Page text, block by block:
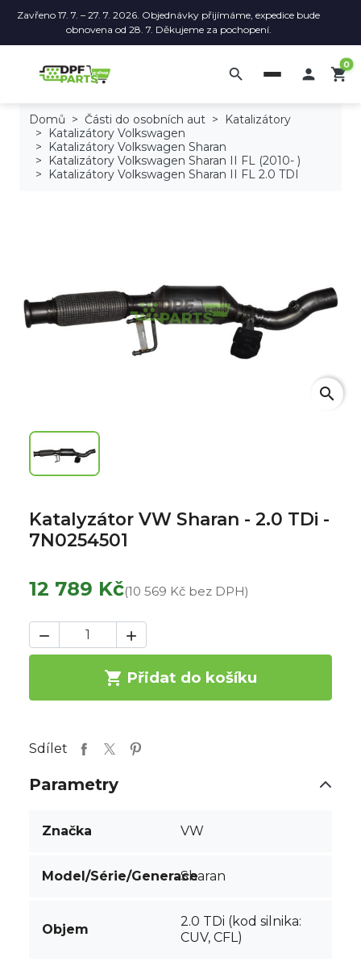
Zavřeno 17. 7. – 27. 7. 2026. Objednávky přijímáme, expedice bude
obnovena od 28. 7. Děkujeme za pochopení.
search  shopping_cart
0
Domů Části do osobních aut
Katalizátory
Katalizátory Volkswagen
Katalizátory Volkswagen Sharan
Katalizátory Volkswagen Sharan II FL (2010- )
Katalizátory Volkswagen Sharan II FL 2.0 TDI
search
Katalyzátor VW Sharan - 2.0 TDi -
7N0254501
12 789 Kč(10 569 Kč bez DPH)
 
 Přidat do košíku
Sdílet
Parametry
Značka VW
Model/Série/GeneraceSharan
Objem
2.0 TDi (kod silnika:
CUV, CFL)